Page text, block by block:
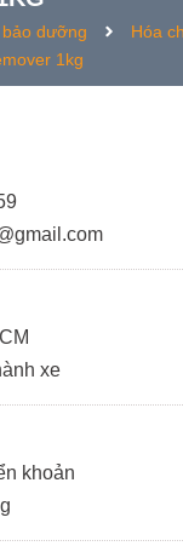
dưỡng
Hóa
1kg
xe
khoản